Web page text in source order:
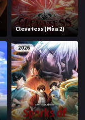
Clevatess (Mùa 2)
2026